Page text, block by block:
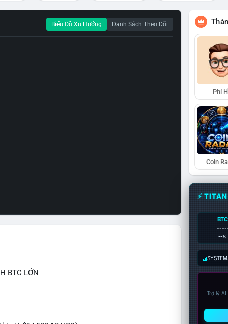
Biểu Đồ Xu Hướng Danh Sách Theo Dõi
BTC LỚN
Phí
Coin
⚡
BTC
--%
Trợ lý